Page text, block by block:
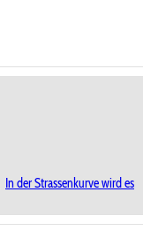
In der Strassenkurve wird es